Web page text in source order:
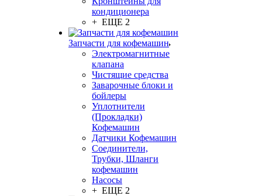
кондиционера
+ ЕЩЕ 2
Запчасти для кофемашин
Электромагнитные
клапана
Чистящие средства
Заварочные блоки и
бойлеры
Уплотнители
(Прокладки)
Кофемашин
Датчики Кофемашин
Соединители,
Трубки, Шланги
кофемашин
Насосы
+ ЕЩЕ 2